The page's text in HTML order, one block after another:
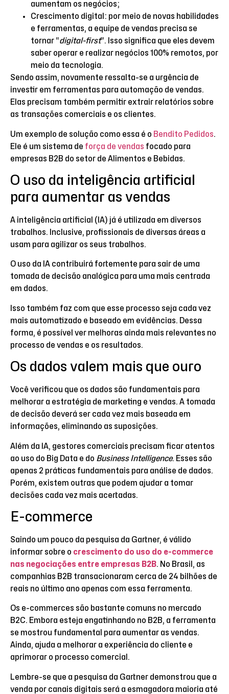
aumentam os negócios;
Crescimento digital: por meio de novas habilidades
e ferramentas, a equipe de vendas precisa se
tornar “digital-first”. Isso significa que eles devem
saber operar e realizar negócios 100% remotos, por
meio da tecnologia.
Sendo assim, novamente ressalta-se a urgência de
investir em ferramentas para automação de vendas.
Elas precisam também permitir extrair relatórios sobre
as transações comerciais e os clientes.
Um exemplo de solução como essa é o Bendito Pedidos.
Ele é um sistema de força de vendas focado para
empresas B2B do setor de Alimentos e Bebidas.
O uso da inteligência artificial
para aumentar as vendas
A inteligência artificial (IA) já é utilizada em diversos
trabalhos. Inclusive, profissionais de diversas áreas a
usam para agilizar os seus trabalhos.
O uso da IA contribuirá fortemente para sair de uma
tomada de decisão analógica para uma mais centrada
em dados.
Isso também faz com que esse processo seja cada vez
mais automatizado e baseado em evidências. Dessa
forma, é possível ver melhoras ainda mais relevantes no
processo de vendas e os resultados.
Os dados valem mais que ouro
Você verificou que os dados são fundamentais para
melhorar a estratégia de marketing e vendas. A tomada
de decisão deverá ser cada vez mais baseada em
informações, eliminando as suposições.
Além da IA, gestores comerciais precisam ficar atentos
ao uso do Big Data e do Business Intelligence. Esses são
apenas 2 práticas fundamentais para análise de dados.
Porém, existem outras que podem ajudar a tomar
decisões cada vez mais acertadas.
E-commerce
Saindo um pouco da pesquisa da Gartner, é válido
informar sobre o crescimento do uso do e-commerce
nas negociações entre empresas B2B. No Brasil, as
companhias B2B transacionaram cerca de 24 bilhões de
reais no último ano apenas com essa ferramenta.
Os e-commerces são bastante comuns no mercado
B2C. Embora esteja engatinhando no B2B, a ferramenta
se mostrou fundamental para aumentar as vendas.
Ainda, ajuda a melhorar a experiência do cliente e
aprimorar o processo comercial.
Lembre-se que a pesquisa da Gartner demonstrou que a
venda por canais digitais será a esmagadora maioria até